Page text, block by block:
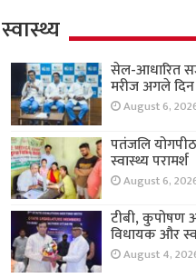
स्वास्थ्य
सेल-आधारित
मरीज अगले
August 6,
पतंजलि
स्वास्थ्य परामर्श
August 6,
टीबी, कुपोषण
विधायक और
August 4,